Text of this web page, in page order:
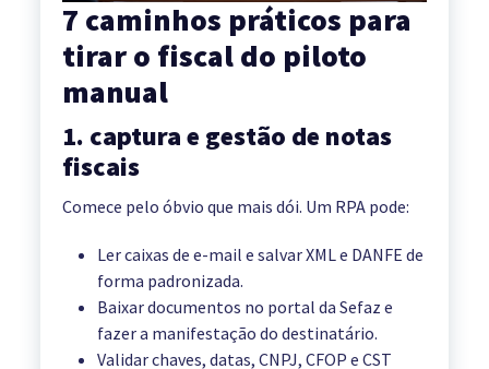
7 caminhos práticos para
tirar o fiscal do piloto
manual
1. captura e gestão de notas
fiscais
Comece pelo óbvio que mais dói. Um RPA pode:
Ler caixas de e-mail e salvar XML e DANFE de
forma padronizada.
Baixar documentos no portal da Sefaz e
fazer a manifestação do destinatário.
Validar chaves, datas, CNPJ, CFOP e CST